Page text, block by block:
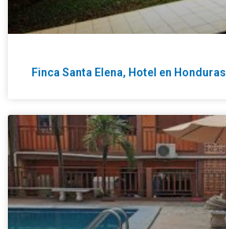
Finca Santa Elena, Hotel en Honduras